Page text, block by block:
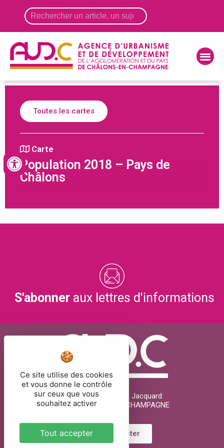
Toutes les cartes
Carte
Population 2018 – Pays de
Châlons
S'abonner aux lettres d'informations
26 rue Joseph Marie Jacquard
51000 CHÂLONS-EN-CHAMPAGNE
Nous contacter
Panneau de gestion des cookies
Ce site utilise des cookies
et vous donne le contrôle
sur ceux que vous
souhaitez activer
Tout accepter